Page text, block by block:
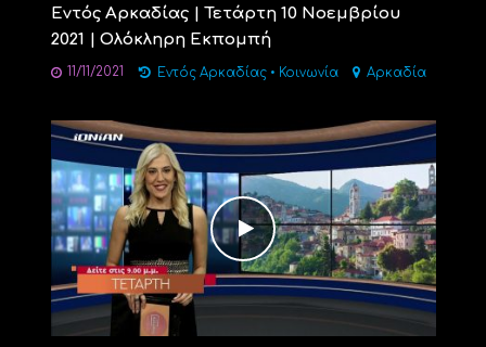
Εντός Αρκαδίας | Τετάρτη 10 Νοεμβρίου
2021 | Ολόκληρη Εκπομπή
11/11/2021 Εντός Αρκαδίας • Κοινωνία Αρκαδία